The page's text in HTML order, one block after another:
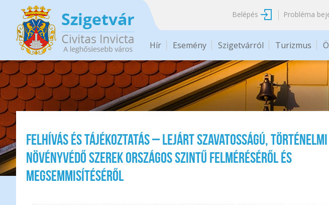
Ugrás a tartalomra
Belépés Probléma
Hír Esemény Szigetvárról Turizmus
Felhívás és tájékoztatás – lejárt szavatosságú, történelmi
növényvédő szerek országos szintű felméréséről és
megsemmisítéséről